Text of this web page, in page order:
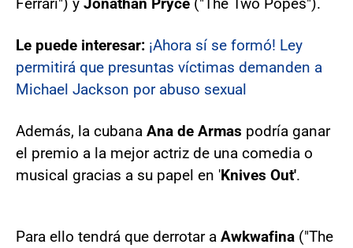
Le puede interesar: ¡Ahora sí se formó! Ley
permitirá que presuntas víctimas demanden a
Michael Jackson por abuso sexual​​​​​​​
Además, la cubana Ana de Armas podría ganar
el premio a la mejor actriz de una comedia o
musical gracias a su papel en 'Knives Out'.
Para ello tendrá que derrotar a Awkwafina ("The